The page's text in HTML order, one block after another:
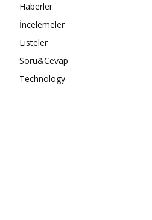
Haberler
İncelemeler
Listeler
Soru&Cevap
Technology